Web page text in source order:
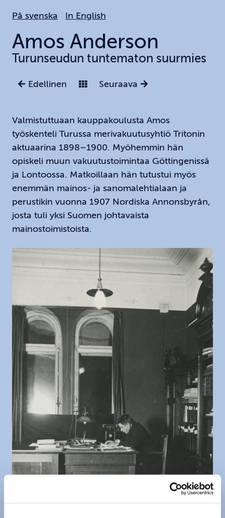
huvudinnehållet
På svenska In English
Amos Anderson
Turunseudun tuntematon suurmies
Edellinen Seuraava
Valmistuttuaan kauppakoulusta Amos
työskenteli Turussa merivakuutusyhtiö Tritonin
aktuaarina 1898–1900. Myöhemmin hän
opiskeli muun vakuutustoimintaa Göttingenissä
ja Lontoossa. Matkoillaan hän tutustui myös
enemmän mainos- ja sanomalehtialaan ja
perustikin vuonna 1907 Nordiska Annonsbyrån,
josta tuli yksi Suomen johtavaista
mainostoimistoista.